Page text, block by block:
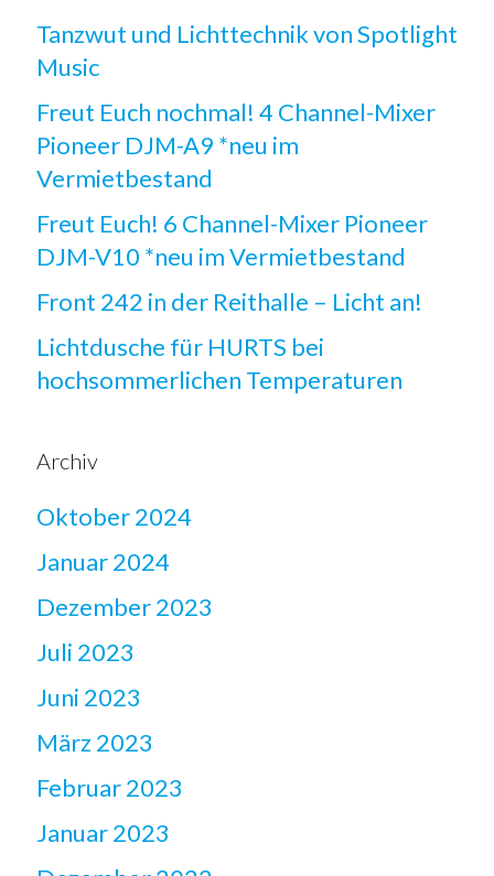
Tanzwut und Lichttechnik von Spotlight
Music
Freut Euch nochmal! 4 Channel-Mixer
Pioneer DJM-A9 *neu im
Vermietbestand
Freut Euch! 6 Channel-Mixer Pioneer
DJM-V10 *neu im Vermietbestand
Front 242 in der Reithalle – Licht an!
Lichtdusche für HURTS bei
hochsommerlichen Temperaturen
Archiv
Oktober 2024
Januar 2024
Dezember 2023
Juli 2023
Juni 2023
März 2023
Februar 2023
Januar 2023